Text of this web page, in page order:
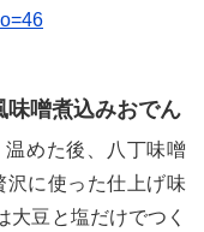
味噌煮込みおでん
めた後、八丁味噌
沢に使った仕上げ味
大豆と塩だけでつく